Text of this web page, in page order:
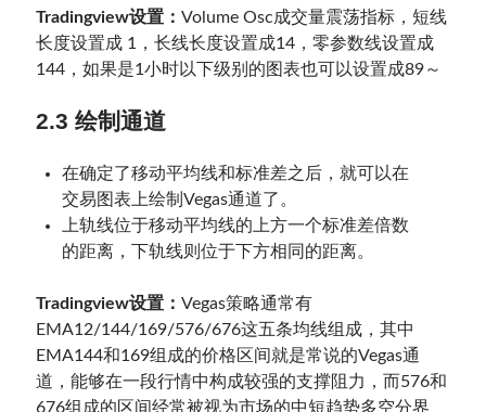
Tradingview设置：Volume Osc成交量震荡指标，短线
长度设置成 1，长线长度设置成14，零参数线设置成
144，如果是1小时以下级别的图表也可以设置成89～
2.3 绘制通道
在确定了移动平均线和标准差之后，就可以在
交易图表上绘制Vegas通道了。
上轨线位于移动平均线的上方一个标准差倍数
的距离，下轨线则位于下方相同的距离。
Tradingview设置：Vegas策略通常有
EMA12/144/169/576/676这五条均线组成，其中
EMA144和169组成的价格区间就是常说的Vegas通
道，能够在一段行情中构成较强的支撑阻力，而576和
676组成的区间经常被视为市场的中短趋势多空分界